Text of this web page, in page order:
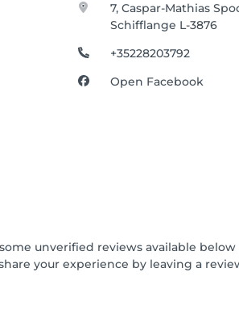
7, Caspar-Mathias
Schifflange L-3876
+35228203792
Open Facebook
unverified reviews available
your experience by leaving a